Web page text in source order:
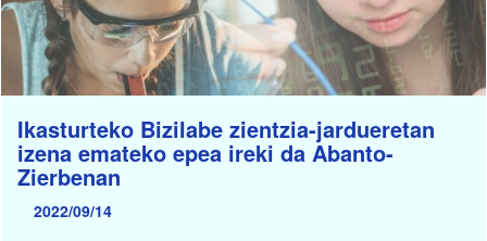
Ikasturteko Bizilabe zientzia-jardueretan
izena emateko epea ireki da Abanto-
Zierbenan
2022/09/14